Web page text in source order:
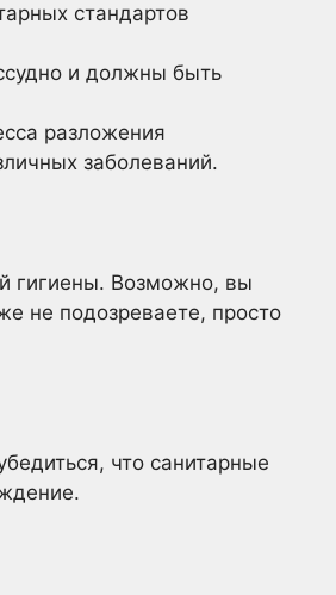
стандартов
и должны быть
разложения
заболеваний.
гигиены. Возможно, вы
не подозреваете, просто
что санитарные